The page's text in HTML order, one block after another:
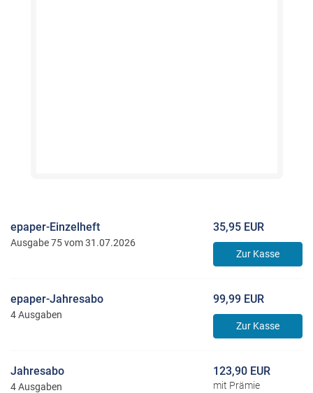
epaper-Einzelheft
Ausgabe 75 vom 31.07.2026
35,95 EUR
Zur Kasse
epaper-Jahresabo
4 Ausgaben
99,99 EUR
Zur Kasse
Jahresabo
4 Ausgaben
123,90 EUR
mit Prämie